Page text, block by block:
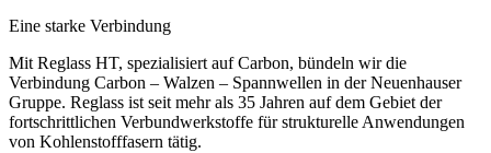
Eine starke Verbindung
Mit Reglass HT, spezialisiert auf Carbon, bündeln wir die
Verbindung Carbon – Walzen – Spannwellen in der Neuenhauser
Gruppe. Reglass ist seit mehr als 35 Jahren auf dem Gebiet der
fortschrittlichen Verbundwerkstoffe für strukturelle Anwendungen
von Kohlenstofffasern tätig.